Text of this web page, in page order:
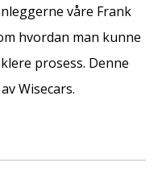
våre Frank
hvordan man kunne
prosess. Denne
Wisecars.